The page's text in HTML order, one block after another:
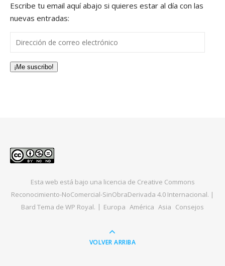
Escribe tu email aquí abajo si quieres estar al día con las
nuevas entradas:
Dirección de correo electrónico
¡Me suscribo!
Esta web está bajo una licencia de Creative Commons
Reconocimiento-NoComercial-SinObraDerivada 4.0 Internacional. |
Bard Tema de WP Royal. Europa América Asia Consejos
VOLVER ARRIBA